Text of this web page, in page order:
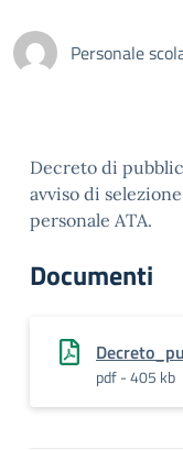
Personale
Decreto di
avviso di
personale ATA.
Documenti
pdf - 405 kb